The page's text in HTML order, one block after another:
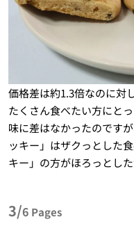
価格差は約1.3倍なのに対
たくさん食べたい方にと
味に差はなかったのです
ッキー」はザクっとした
キー」の方がほろっとし
3/6 Pages